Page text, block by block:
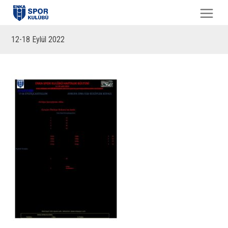
12-18 Eylül 2022